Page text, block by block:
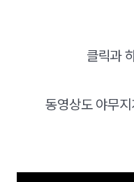
클릭과
동영상도 야무